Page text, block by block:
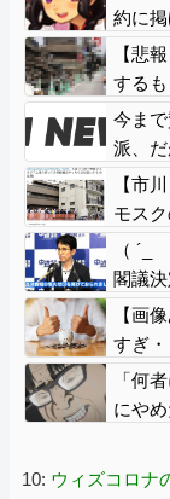
約に
源確
【悲
する
今ま
派、
変更
【市
モス
ムは
（ ´_
閣議
消費
「
【画
すぎ・
「何
にや
10: ウィズコロナ